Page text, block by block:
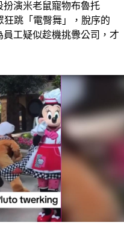
扮演米老鼠寵物布魯托
狂跳「電臀舞」，脫序的
工疑似趁機挑釁公司，才